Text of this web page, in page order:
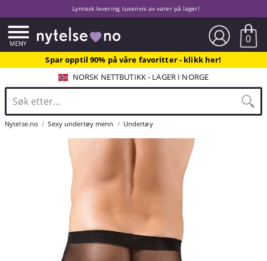
Lynrask levering, tusenvis av varer på lager!
0
Spar opptil 90% på våre favoritter - klikk her!
NORSK NETTBUTIKK - LAGER I NORGE
Nytelse.no Sexy undertøy menn Undertøy